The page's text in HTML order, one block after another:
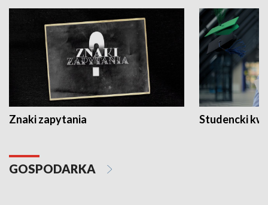
Znaki zapytania Studencki
GOSPODARKA